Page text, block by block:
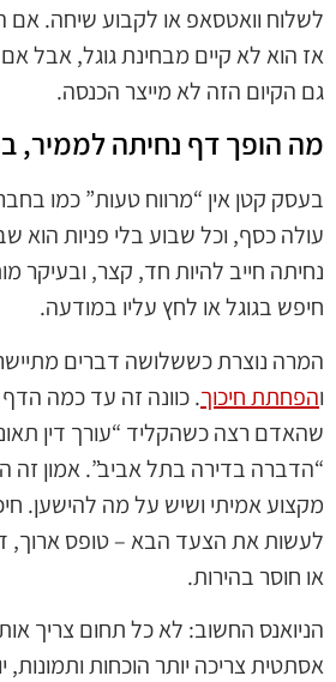
לשלוח וואטסאפ או לקבוע שיחה.
אז הוא לא קיים מבחינת גוגל, אבל
גם הקיום הזה לא מייצר הכנסה.
מה הופך דף נחיתה לממיר,
בעסק קטן אין “מרווח טעות” כמו
עולה כסף, וכל שבוע בלי פניות הוא
נחיתה חייב להיות חד, קצר, ובעיקר
חיפש בגוגל או לחץ עליו במודעה.
המרה נוצרת כששלושה דברים
והפחתת חיכוך. כוונה זה עד כמה
שהאדם רצה כשהקליד “עורך דין
“הדברה בדירה בתל אביב”. אמון זה
מקצוע אמיתי ושיש על מה להישען.
לעשות את הצעד הבא – טופס ארוך,
או חוסר בהירות.
הניואנס החשוב: לא כל תחום צריך
אסתטית צריכה יותר הוכחות ותמונות,